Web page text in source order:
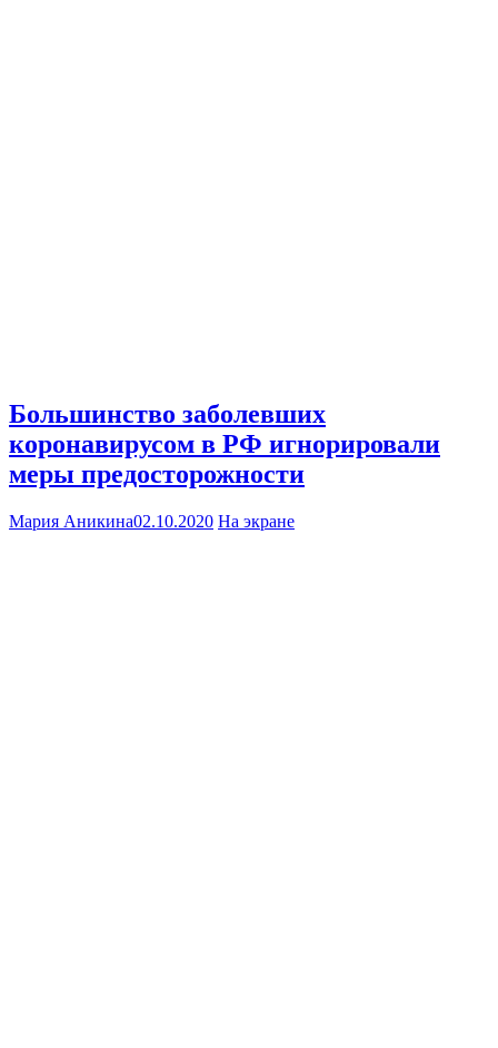
Большинство заболевших
коронавирусом в РФ игнорировали
меры предосторожности
Мария Аникина02.10.2020 На экране